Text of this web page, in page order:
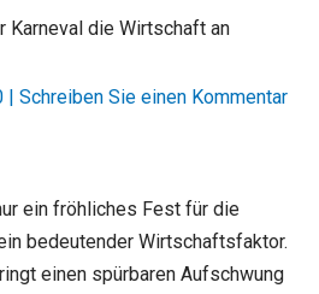
| Schreiben Sie einen Kommentar
ein fröhliches Fest für die
bedeutender Wirtschaftsfaktor.
einen spürbaren Aufschwung